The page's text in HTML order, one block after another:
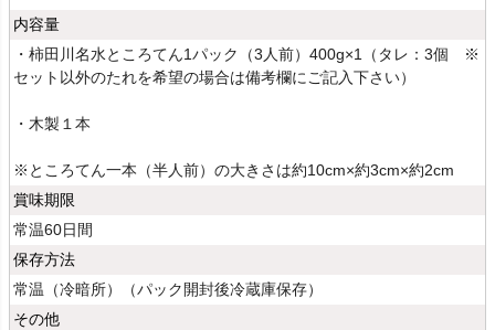
内容量
・柿田川名水ところてん1パック（3人前）400g×1（タレ：3個 ※
セット以外のたれを希望の場合は備考欄にご記入下さい）
・木製１本
※ところてん一本（半人前）の大きさは約10cm×約3cm×約2cm
賞味期限
常温60日間
保存方法
常温（冷暗所）（パック開封後冷蔵庫保存）
その他